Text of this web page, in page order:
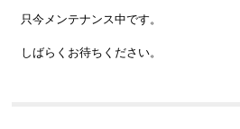
只今メンテナンス中です。
しばらくお待ちください。